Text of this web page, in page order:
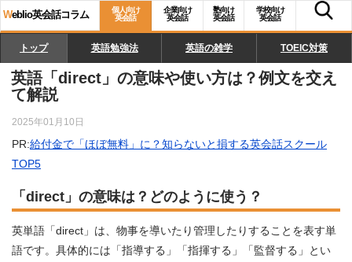
Weblio英会話コラム
個人向け
英会話
企業向け
英会話
塾向け
英会話
学校向け
英会話
トップ 英語勉強法 英語の雑学 TOEIC対策
英語「direct」の意味や使い方は？例文を交え
て解説
2025年01月10日
PR:給付金で「ほぼ無料」に？知らないと損する英会話スクール
TOP5
「direct」の意味は？どのように使う？
英単語「direct」は、物事を導いたり管理したりすることを表す単
語です。具体的には「指導する」「指揮する」「監督する」とい